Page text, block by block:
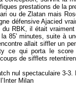
prestations de la
ou de Zlatan mais
défensive Ajacied
RBK, il était
85’ minutes, suite à
allait siffler un
ce qui porta le
de sifflets
nul spectaculaire 3-
Milan